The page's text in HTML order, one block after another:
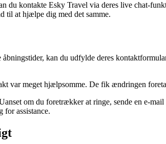
du kontakte Esky Travel via deres live chat-
til at hjælpe dig med det samme.
kan du udfylde deres
var meget hjælpsomme. De fik ændringen
om du foretrækker at ringe, sende en e-
for assistance.